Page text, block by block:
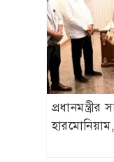
প্রধানমন্ত্রীর